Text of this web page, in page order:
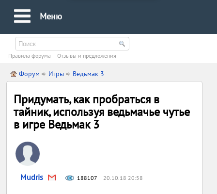
Меню
Правила форума Oтзывы и предложения
Форум Игры Ведьмак 3
Придумать, как пробраться в
тайник, используя ведьмачье чутье
в игре Ведьмак 3
Mudris 188107 20.10.18 20:58